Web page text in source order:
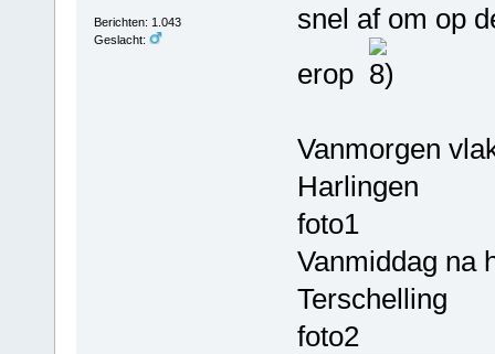
Berichten: 1.043
Geslacht:
snel af om op
erop
Vanmorgen
Harlingen
foto1
Vanmiddag na
Terschelling
foto2